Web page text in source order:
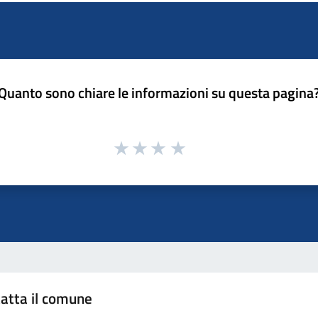
sono chiare le informazioni su questa
il comune